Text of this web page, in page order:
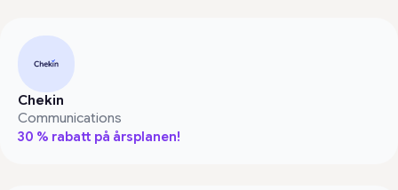
Chekin
Communications
30 % rabatt på årsplanen!